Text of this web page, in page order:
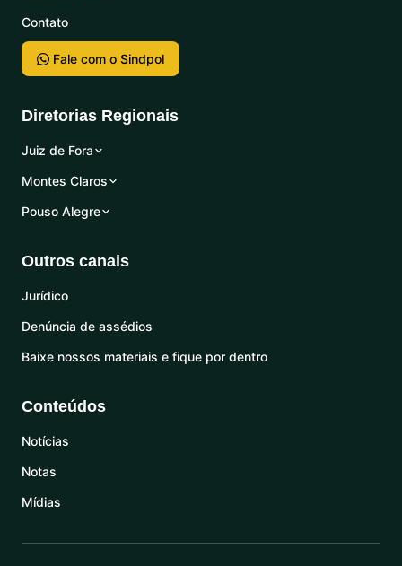
Contato
Fale com o Sindpol
Diretorias Regionais
Juiz de Fora
Montes Claros
Pouso Alegre
Outros canais
Jurídico
Denúncia de assédios
Baixe nossos materiais e fique por dentro
Conteúdos
Notícias
Notas
Mídias